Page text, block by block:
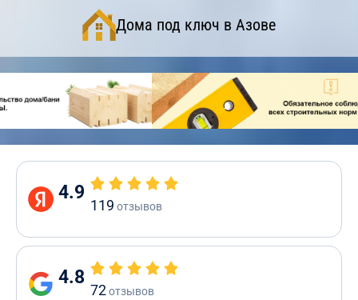
Дома под ключ в Азове
4.9
119 отзывов
4.8
72отзывов